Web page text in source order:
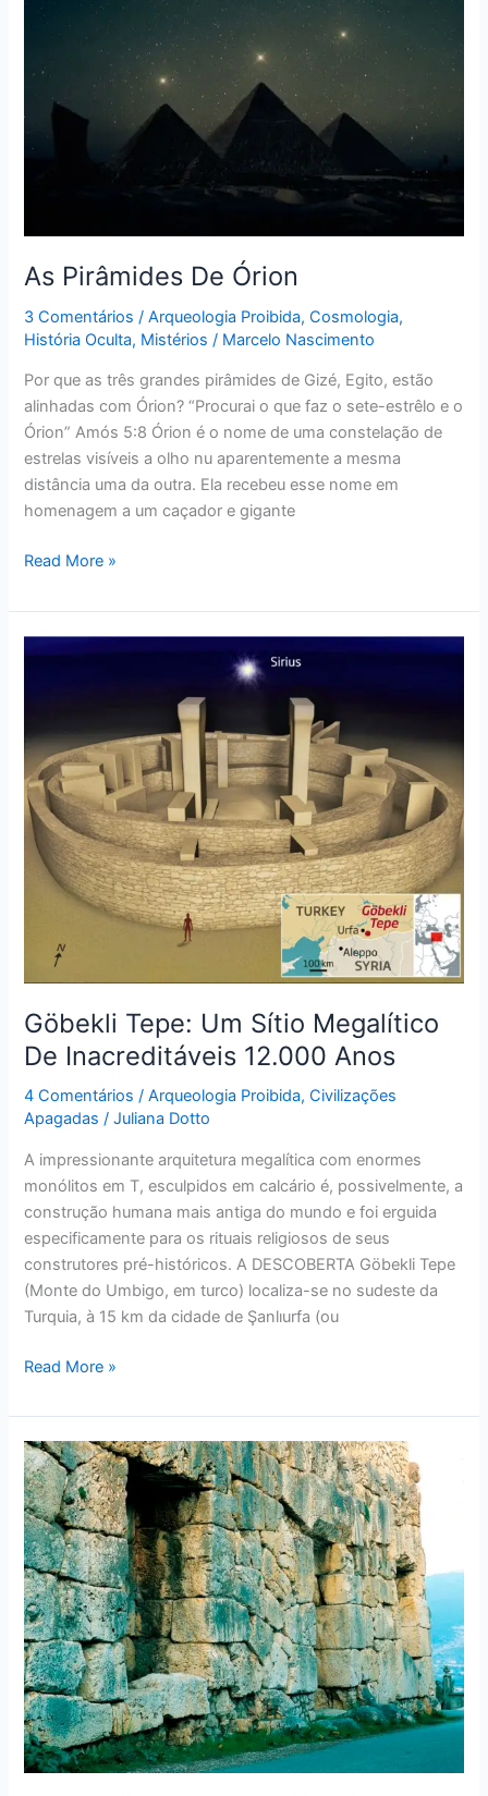
As Pirâmides De Órion
3 Comentários /Arqueologia Proibida,Cosmologia,
História Oculta, Mistérios / Marcelo Nascimento
Por que as três grandes pirâmides de Gizé, Egito, estão
alinhadas com Órion? “Procurai o que faz o sete-estrêlo e o
Órion” Amós 5:8 Órion é o nome de uma constelação de
estrelas visíveis a olho nu aparentemente a mesma
distância uma da outra. Ela recebeu esse nome em
homenagem a um caçador e gigante
Órion
Read More »
Göbekli Tepe: Um Sítio Megalítico
De Inacreditáveis 12.000 Anos
4 Comentários /Arqueologia Proibida,Civilizações
Apagadas /Juliana Dotto
A impressionante arquitetura megalítica com enormes
monólitos em T, esculpidos em calcário é, possivelmente, a
construção humana mais antiga do mundo e foi erguida
especificamente para os rituais religiosos de seus
construtores pré-históricos. A DESCOBERTA Göbekli Tepe
(Monte do Umbigo, em turco) localiza-se no sudeste da
Turquia, à 15 km da cidade de Şanlıurfa (ou
Megalítico
De
Inacreditáveis
12.000
Anos
Read More »
Muros
Ciclópicos
Da
Itália
Central